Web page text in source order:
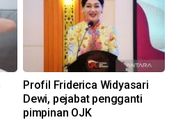
Profil Friderica Widyasari
Dewi, pejabat pengganti
pimpinan OJK